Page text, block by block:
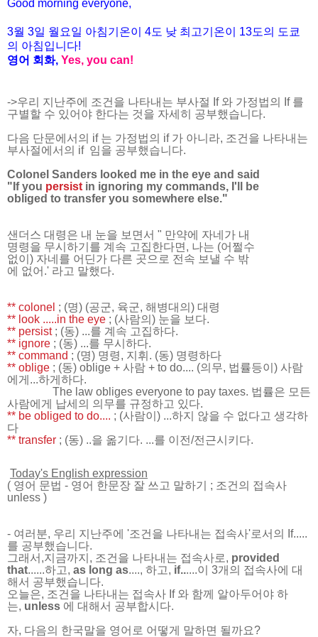
Good morning everyone,
3월 3일 월 요일 아침기온이 4도 낮 최고기온이 13도의 도쿄
의 아침입니다!
영어 회화, Yes, you can!
->우리 지난주에 조건을 나타내는 부사절 If 와 가정법의 If 를
구별할 수 있어야 한다는 것을 자세히 공부했습니다.
다음 단문에서의 if 는 가정법의 if 가 아니라, 조건을 나타내는
부사절에서의 if 임을 공부했습니다.
Colonel Sanders looked me in the eye and said
" Ifyou persist in ignoring my commands, I'll be
obliged to transfer you somewhere else."
샌더스 대령은 내 눈을 보면서 " 만약에 자네 가 내
명령을 무시하기를 계속 고집한다면, 나는 (어쩔수
없이) 자네를 어딘가 다른 곳으로 전속 보낼 수 밖
에 없어.' 라고 말했다.
** colonel ; (명) (공군, 육군, 해병대의) 대령
** look .....in the eye ; (사람의) 눈을 보다.
** persist ; (동) ...를 계속 고집하다.
** ignore ; (동) ...를 무시하다.
** command ; (명) 명령, 지휘. (동) 명령하다
** oblige ; (동) oblige + 사람 + to do.... (의무, 법률등이) 사람
에게...하게하다.
The law obliges everyone to pay taxes. 법률은 모든
사람에게 납세의 의무를 규정하고 있다.
** be obliged to do.... ; (사람이) ...하지 않을 수 없다고 생각하
다
** transfer ; (동) ..을 옮기다. ...를 이전/전근시키다.
Today's English expression
( 영어 문법 - 영어 한문장 잘 쓰고 말하기
; 조건의 접속사
unless )
- 여러분, 우리 지난주에 '조건을 나타내는 접속사'로서의 If.....
를 공부했습니다.
그래서,지금까지, 조건을 나타내는 접속사로, provided
that......하고, as long as...., 하고, if......이 3개의 접속사에 대
해서 공부했습니다.
오늘은, 조건을 나타내는 접속사 If 와 함께 알아두어야 하
는, unless 에 대해서 공부합시다.
자, 다음의 한국말을 영어로 어떻게 말하면 될까요?